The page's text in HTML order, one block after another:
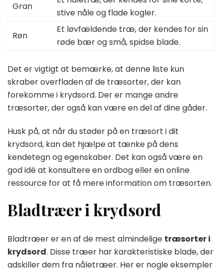
Gran
stive nåle og flade kogler.
Røn
Et løvfældende træ, der kendes for sin
røde bær og små, spidse blade.
Det er vigtigt at bemærke, at denne liste kun
skraber overfladen af de træsorter, der kan
forekomme i krydsord. Der er mange andre
træsorter, der også kan være en del af dine gåder.
Husk på, at når du støder på en træsort i dit
krydsord, kan det hjælpe at tænke på dens
kendetegn og egenskaber. Det kan også være en
god idé at konsultere en ordbog eller en online
ressource for at få mere information om træsorten.
Bladtræer i krydsord
Bladtræer er en af de mest almindelige træsorter i
krydsord. Disse træer har karakteristiske blade, der
adskiller dem fra nåletræer. Her er nogle eksempler